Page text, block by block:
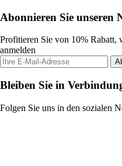
Abonnieren Sie unseren
Profitieren Sie von 10% Rabatt,
anmelden
Bleiben Sie in
Folgen Sie uns in den sozialen